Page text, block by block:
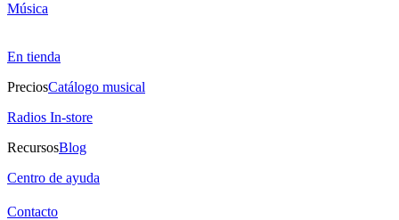
Música
En tienda
PreciosCatálogo musical
Radios In-store
RecursosBlog
Centro de ayuda
Contacto